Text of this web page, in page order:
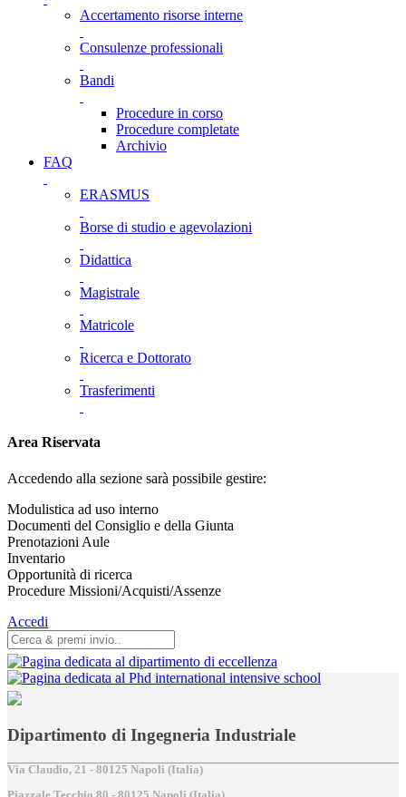
Accertamento risorse interne
Consulenze professionali
Bandi
Procedure in corso
Procedure completate
Archivio
FAQ
ERASMUS
Borse di studio e agevolazioni
Didattica
Magistrale
Matricole
Ricerca e Dottorato
Trasferimenti
Area Riservata
Accedendo alla sezione sarà possibile gestire:
Modulistica ad uso interno
Documenti del Consiglio e della Giunta
Prenotazioni Aule
Inventario
Opportunità di ricerca
Procedure Missioni/Acquisti/Assenze
Accedi
Dipartimento di Ingegneria Industriale
Via Claudio, 21 - 80125 Napoli (Italia)